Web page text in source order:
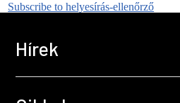
Subscribe to helyesírás-ellenőrző
Hírek